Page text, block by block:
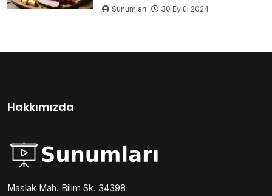
Sunumları 30 Eylül 2024
Hakkımızda
Maslak Mah. Bilim Sk. 34398